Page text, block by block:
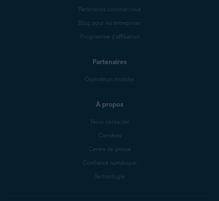
Partenaires commerciaux
Blog pour les entreprises
Programme d’affiliation
Partenaires
Opérateurs mobiles
À propos
Nous contacter
Carrières
Centre de presse
Confiance numérique
Technologie